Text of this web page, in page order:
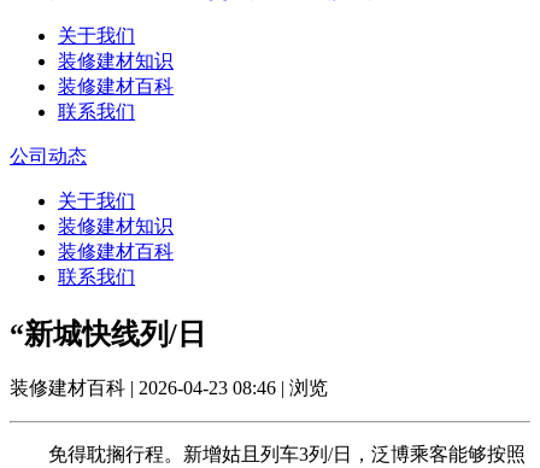
关于我们
装修建材知识
装修建材百科
联系我们
公司动态
关于我们
装修建材知识
装修建材百科
联系我们
“新城快线列/日
装修建材百科 | 2026-04-23 08:46 | 浏览
免得耽搁行程。新增姑且列车3列/日，泛博乘客能够按照